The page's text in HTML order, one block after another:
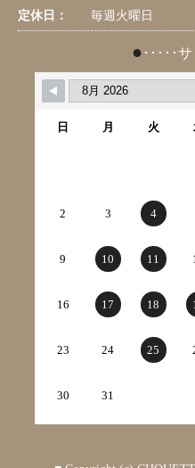
定休日： 毎週火曜日
● ･････
日 月 火
2 3 4
9 10 11
16 17 18
23 24 25
30 31